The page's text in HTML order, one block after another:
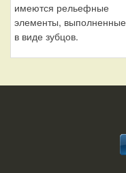
имеются рельефные
элементы, выполненные
в виде зубцов.